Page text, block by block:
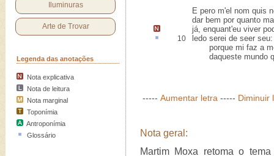
Iluminuras
Arte de Trovar
Legenda das anotações
Nota explicativa
Nota de leitura
Nota marginal
Toponímia
Antroponímia
Glossário
E pero m'el nom quis
dar bem por quanto
já, enquant'eu viver
10 ledo serei de seer seu:
porque mi faz a
daqueste mundo
----- Aumentar letra ----- Diminuir
Nota geral:
Martim Moxa retoma o